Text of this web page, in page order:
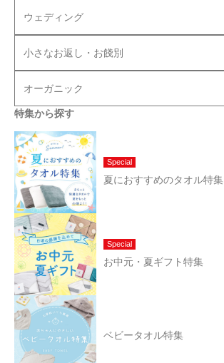
ウェディング
小さなお返し・お餞別
オーガニック
特集から探す
Special
夏におすすめのタオル特集
Special
お中元・夏ギフト特集
ベビータオル特集